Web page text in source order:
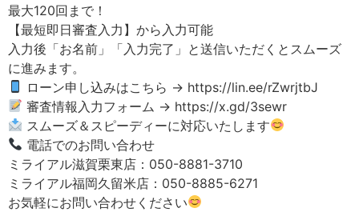
最大120回まで！
【最短即日審査入力】から入力可能
入力後「お名前」「入力完了」と送信いただくとスムーズ
に進みます。
ローン申し込みはこちら → https://lin.ee/rZwrjtbJ
審査情報入力フォーム → https://x.gd/3sewr
スムーズ＆スピーディーに対応いたします
電話でのお問い合わせ
ミライアル滋賀栗東店：050-8881-3710
ミライアル福岡久留米店：050-8885-6271
お気軽にお問い合わせください